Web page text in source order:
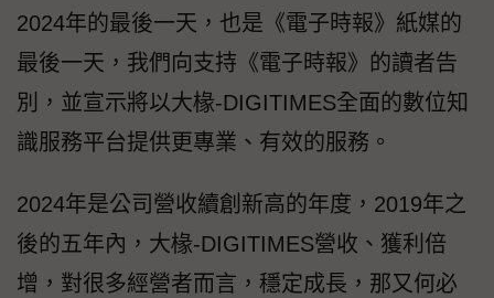
2024年的最後一天，也是《電子時報》紙媒的
最後一天，我們向支持《電子時報》的讀者告
別，並宣示將以大椽-DIGITIMES全面的數位知
識服務平台提供更專業、有效的服務。
2024年是公司營收續創新高的年度，2019年之
後的五年內，大椽-DIGITIMES營收、獲利倍
增，對很多經營者而言，穩定成長，那又何必